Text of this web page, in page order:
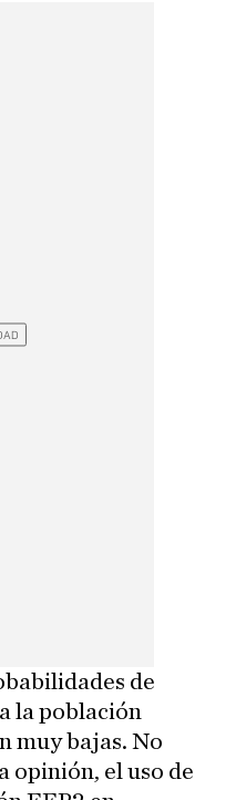
de
la población
muy bajas. No
opinión, el uso de